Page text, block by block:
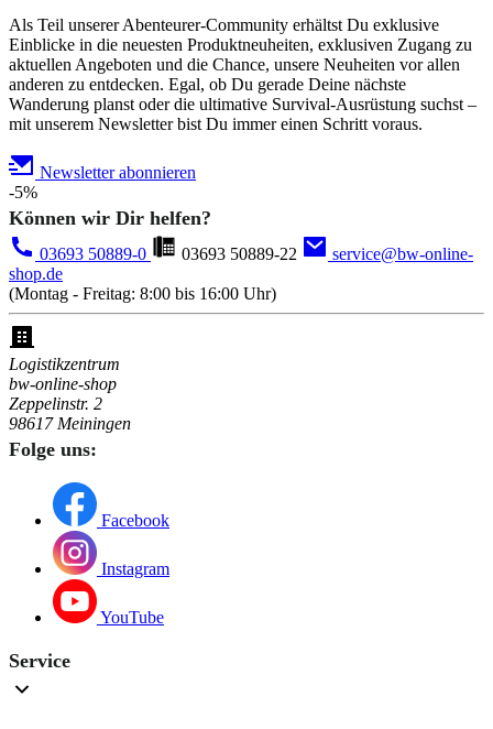
Als Teil unserer Abenteurer-Community erhältst Du exklusive
Einblicke in die neuesten Produktneuheiten, exklusiven Zugang zu
aktuellen Angeboten und die Chance, unsere Neuheiten vor allen
anderen zu entdecken. Egal, ob Du gerade Deine nächste
Wanderung planst oder die ultimative Survival-Ausrüstung suchst –
mit unserem Newsletter bist Du immer einen Schritt voraus.
Newsletter abonnieren
-5%
Können wir Dir helfen?
03693 50889-0 03693 50889-22
service@bw-online-
shop.de
(Montag - Freitag: 8:00 bis 16:00 Uhr)
Logistikzentrum
bw-online-shop
Zeppelinstr. 2
98617 Meiningen
Folge uns:
Facebook
Instagram
YouTube
Service